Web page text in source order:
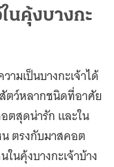
นคุ้งบางกะ
ามเป็นบางกะเจ้าได้
ตว์หลากชนิดที่อาศัย
ตสุดน่ารัก และใน
ตรงกับมาสคอต
นคุ้งบางกะเจ้าบ้าง